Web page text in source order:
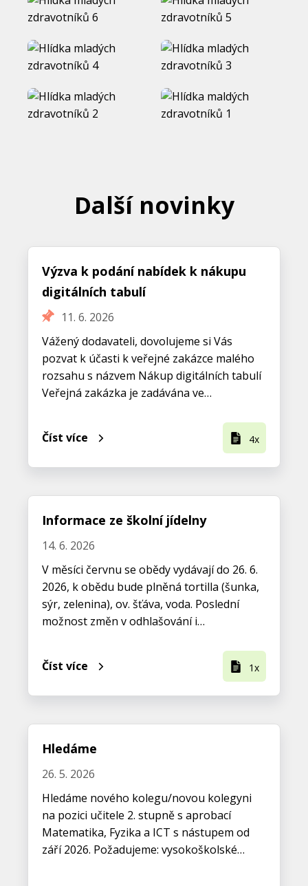
Další novinky
Výzva k podání nabídek k nákupu
digitálních tabulí
11. 6. 2026
Vážený dodavateli, dovolujeme si Vás
pozvat k účasti k veřejné zakázce malého
rozsahu s názvem Nákup digitálních tabulí
Veřejná zakázka je zadávána ve…
Číst více 4x
Informace ze školní jídelny
14. 6. 2026
V měsíci červnu se obědy vydávají do 26. 6.
2026, k obědu bude plněná tortilla (šunka,
sýr, zelenina), ov. šťáva, voda. Poslední
možnost změn v odhlašování i…
Číst více 1x
Hledáme
26. 5. 2026
Hledáme nového kolegu/novou kolegyni
na pozici učitele 2. stupně s aprobací
Matematika, Fyzika a ICT s nástupem od
září 2026. Požadujeme: vysokoškolské…